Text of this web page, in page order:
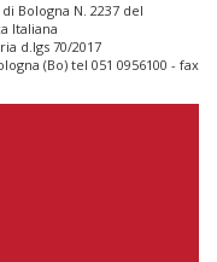
Bologna N. 2237 del
Italiana
d.lgs 70/2017
(Bo) tel 051 0956100 - fax